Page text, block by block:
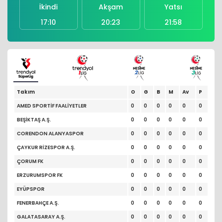
İkindi
17:10
Akşam
20:23
Yatsı
21:58
Takım O G B M Av
P
AMED SPORTİF FAALİYETLER
0 0 0 0 0
0
BEŞİKTAŞ A.Ş.
0 0 0 0 0
0
CORENDON ALANYASPOR
0 0 0 0 0
0
ÇAYKUR RİZESPOR A.Ş.
0 0 0 0 0
0
ÇORUM FK
0 0 0 0 0
0
ERZURUMSPOR FK
0 0 0 0 0
0
EYÜPSPOR
0 0 0 0 0
0
FENERBAHÇE A.Ş.
0 0 0 0 0
0
GALATASARAY A.Ş.
0 0 0 0 0
0